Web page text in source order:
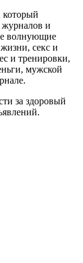
и
волнующие
секс и
и тренировки,
мужской
за здоровый